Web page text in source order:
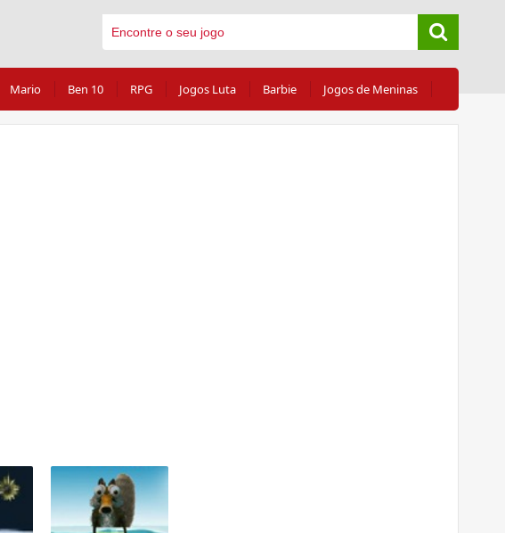
Mario Ben 10 RPG Jogos Luta Barbie Jogos de Meninas